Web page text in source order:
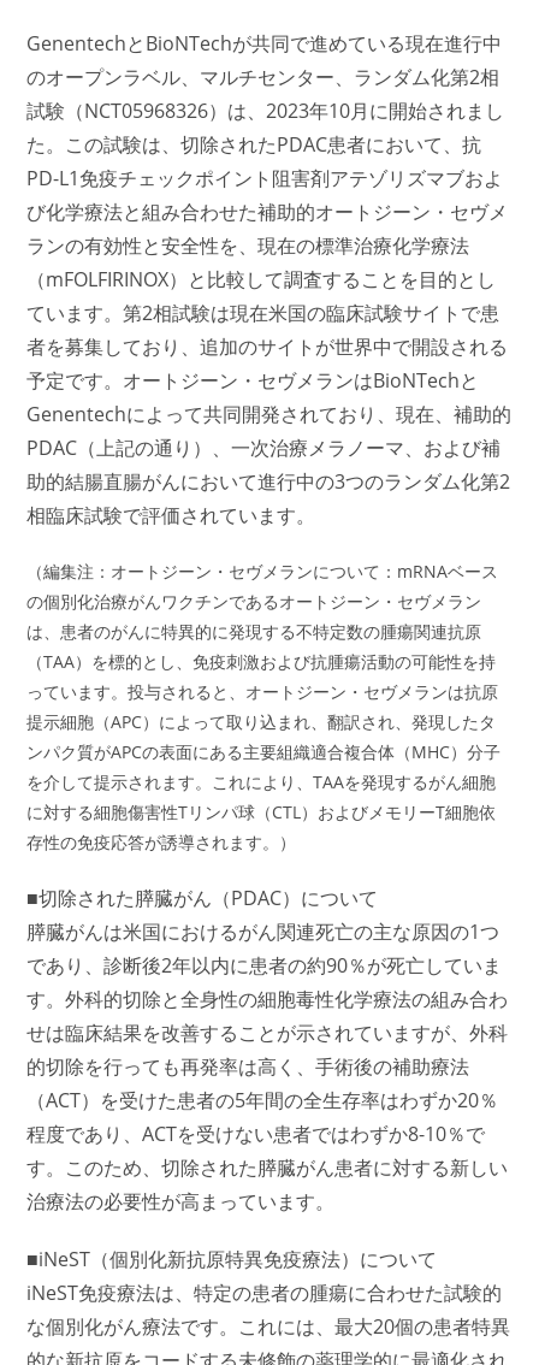
GenentechとBioNTechが共同で進めている現在進行中
のオープンラベル、マルチセンター、ランダム化第2相
試験（NCT05968326）は、2023年10月に開始されまし
た。この試験は、切除されたPDAC患者において、抗
PD-L1免疫チェックポイント阻害剤アテゾリズマブおよ
び化学療法と組み合わせた補助的オートジーン・セヴメ
ランの有効性と安全性を、現在の標準治療化学療法
（mFOLFIRINOX）と比較して調査することを目的とし
ています。第2相試験は現在米国の臨床試験サイトで患
者を募集しており、追加のサイトが世界中で開設される
予定です。オートジーン・セヴメランはBioNTechと
Genentechによって共同開発されており、現在、補助的
PDAC（上記の通り）、一次治療メラノーマ、および補
助的結腸直腸がんにおいて進行中の3つのランダム化第2
相臨床試験で評価されています。
（編集注：オートジーン・セヴメランについて：mRNAベース
の個別化治療がんワクチンであるオートジーン・セヴメラン
は、患者のがんに特異的に発現する不特定数の腫瘍関連抗原
（TAA）を標的とし、免疫刺激および抗腫瘍活動の可能性を持
っています。投与されると、オートジーン・セヴメランは抗原
提示細胞（APC）によって取り込まれ、翻訳され、発現したタ
ンパク質がAPCの表面にある主要組織適合複合体（MHC）分子
を介して提示されます。これにより、TAAを発現するがん細胞
に対する細胞傷害性Tリンパ球（CTL）およびメモリーT細胞依
存性の免疫応答が誘導されます。）
■切除された膵臓がん（PDAC）について
膵臓がんは米国におけるがん関連死亡の主な原因の1つ
であり、診断後2年以内に患者の約90％が死亡していま
す。外科的切除と全身性の細胞毒性化学療法の組み合わ
せは臨床結果を改善することが示されていますが、外科
的切除を行っても再発率は高く、手術後の補助療法
（ACT）を受けた患者の5年間の全生存率はわずか20％
程度であり、ACTを受けない患者ではわずか8-10％で
す。このため、切除された膵臓がん患者に対する新しい
治療法の必要性が高まっています。
■iNeST（個別化新抗原特異免疫療法）について
iNeST免疫療法は、特定の患者の腫瘍に合わせた試験的
な個別化がん療法です。これには、最大20個の患者特異